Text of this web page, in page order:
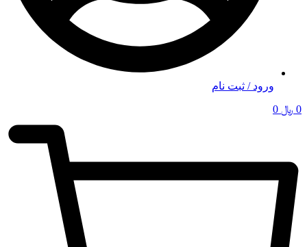
ورود / ثبت نام
0 ﷼ 0